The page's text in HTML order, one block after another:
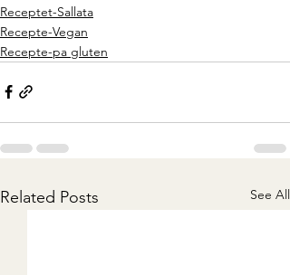
Receptet-Sallata
Recepte-Vegan
Recepte-pa gluten
Related Posts See All